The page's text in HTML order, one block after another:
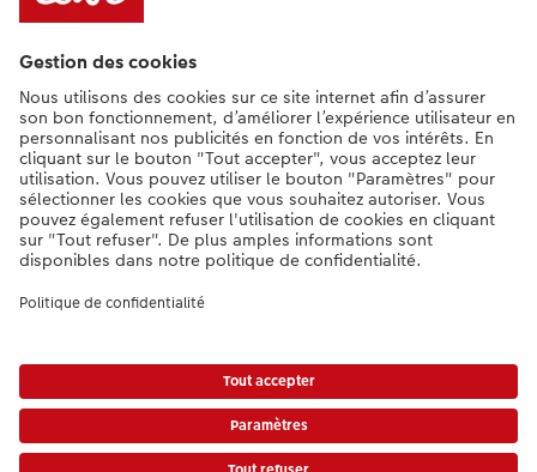
**Besoin d'aide ou d'un conseil pour créer votre produit ?015 29 56 13
[Lu-Ve : 9:00 - 20:00h | Sa : 9.00 - 17:00h | Di : 12.00 - 16:00h]
FR|NL
Liste des prix.
Conditions générales|Protection des données|Mentions légales|Accessibilité